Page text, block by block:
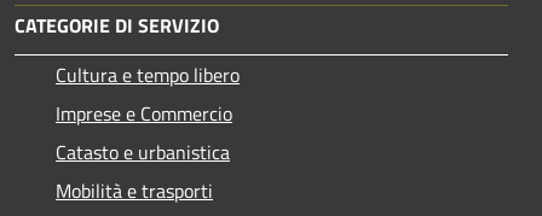
CATEGORIE DI SERVIZIO
Cultura e tempo libero
Imprese e Commercio
Catasto e urbanistica
Mobilità e trasporti